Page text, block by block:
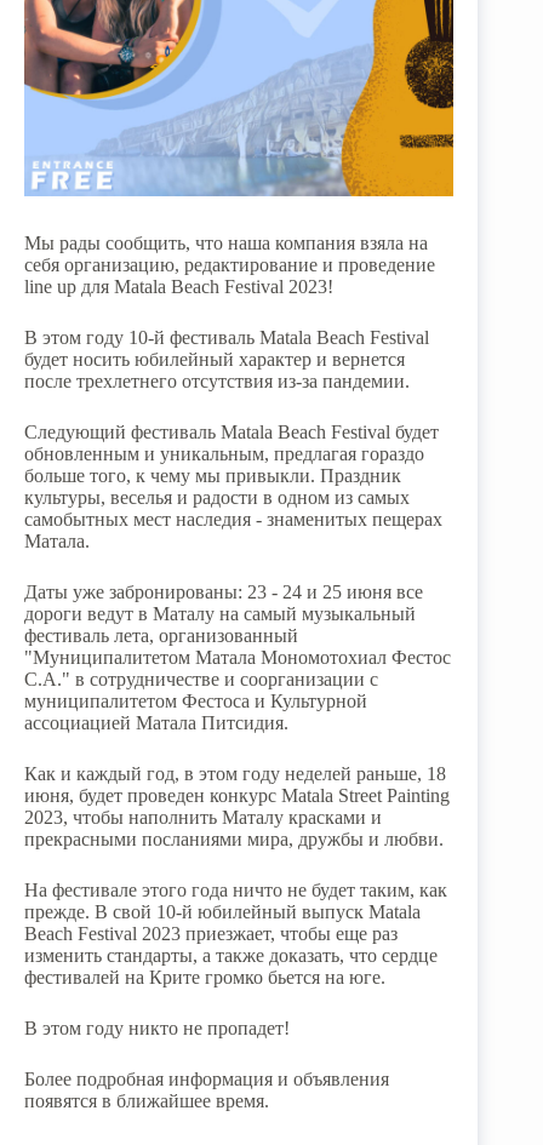
Мы рады сообщить, что наша компания взяла на
себя организацию, редактирование и проведение
line up для Matala Beach Festival 2023!
В этом году 10-й фестиваль Matala Beach Festival
будет носить юбилейный характер и вернется
после трехлетнего отсутствия из-за пандемии.
Следующий фестиваль Matala Beach Festival будет
обновленным и уникальным, предлагая гораздо
больше того, к чему мы привыкли. Праздник
культуры, веселья и радости в одном из самых
самобытных мест наследия - знаменитых пещерах
Матала.
Даты уже забронированы: 23 - 24 и 25 июня все
дороги ведут в Маталу на самый музыкальный
фестиваль лета, организованный
"Муниципалитетом Матала Мономотохиал Фестос
С.А." в сотрудничестве и соорганизации с
муниципалитетом Фестоса и Культурной
ассоциацией Матала Питсидия.
Как и каждый год, в этом году неделей раньше, 18
июня, будет проведен конкурс Matala Street Painting
2023, чтобы наполнить Маталу красками и
прекрасными посланиями мира, дружбы и любви.
На фестивале этого года ничто не будет таким, как
прежде. В свой 10-й юбилейный выпуск Matala
Beach Festival 2023 приезжает, чтобы еще раз
изменить стандарты, а также доказать, что сердце
фестивалей на Крите громко бьется на юге.
В этом году никто не пропадет!
Более подробная информация и объявления
появятся в ближайшее время.